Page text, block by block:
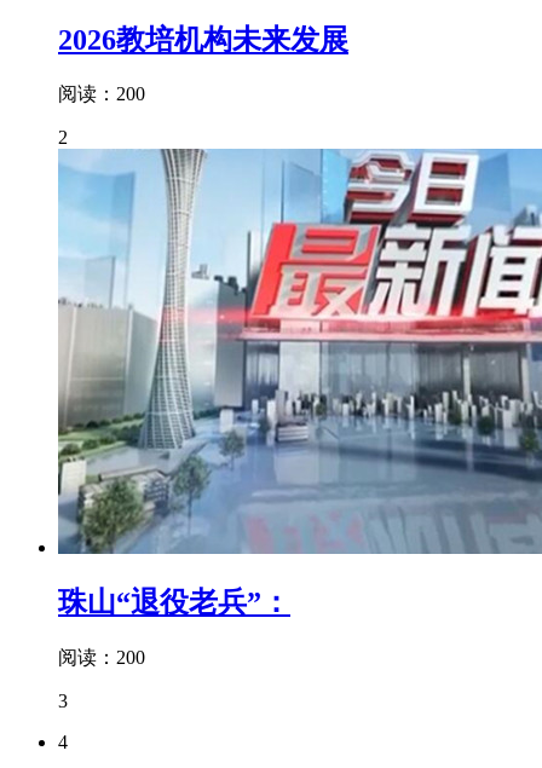
2026教培机构未来发展
阅读：200
2
珠山“退役老兵”：
阅读：200
3
4